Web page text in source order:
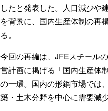
したと発表した。人口減少や
を背景に、国内生産体制の再
る。
今回の再編は、JFEスチール
営計画に掲げる「国内生産体
の一環。国内の形鋼市場では
築・土木分野を中心に需要減